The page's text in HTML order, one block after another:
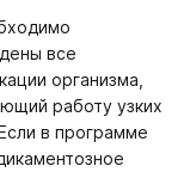
все
организма,
работу узких
в программе